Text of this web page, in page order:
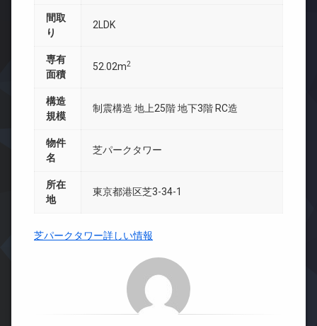
間取
り
2LDK
専有
面積
52.02m2
構造
規模
制震構造 地上25階 地下3階 RC造
物件
名
芝パークタワー
所在
地
東京都港区芝3-34-1
芝パークタワー詳しい情報